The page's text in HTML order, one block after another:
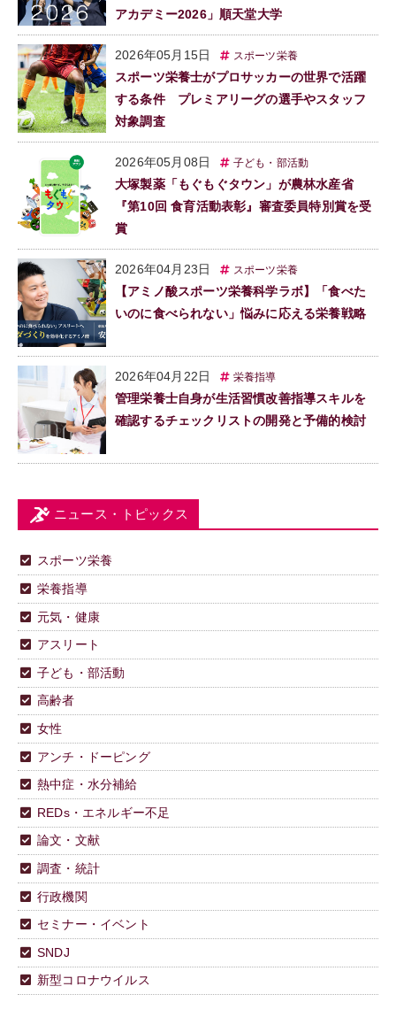
アカデミー2026」順天堂大学
2026年05月15日 スポーツ栄養
スポーツ栄養士がプロサッカーの世界で活躍
する条件 プレミアリーグの選手やスタッフ
対象調査
2026年05月08日 子ども・部活動
大塚製薬「もぐもぐタウン」が農林水産省
『第10回 食育活動表彰』審査委員特別賞を受
賞
2026年04月23日 スポーツ栄養
【アミノ酸スポーツ栄養科学ラボ】「食べた
いのに食べられない」悩みに応える栄養戦略
2026年04月22日 栄養指導
管理栄養士自身が生活習慣改善指導スキルを
確認するチェックリストの開発と予備的検討
ニュース・トピックス
スポーツ栄養
栄養指導
元気・健康
アスリート
子ども・部活動
高齢者
女性
アンチ・ドーピング
熱中症・水分補給
REDs・エネルギー不足
論文・文献
調査・統計
行政機関
セミナー・イベント
SNDJ
新型コロナウイルス